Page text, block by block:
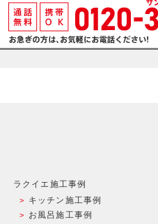
ラクイエ施工事例
キッチン施工事例
お風呂施工事例